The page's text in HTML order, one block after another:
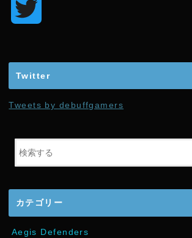
r
Twitter
Tweets by debuffgamers
カテゴリー
Aegis Defenders